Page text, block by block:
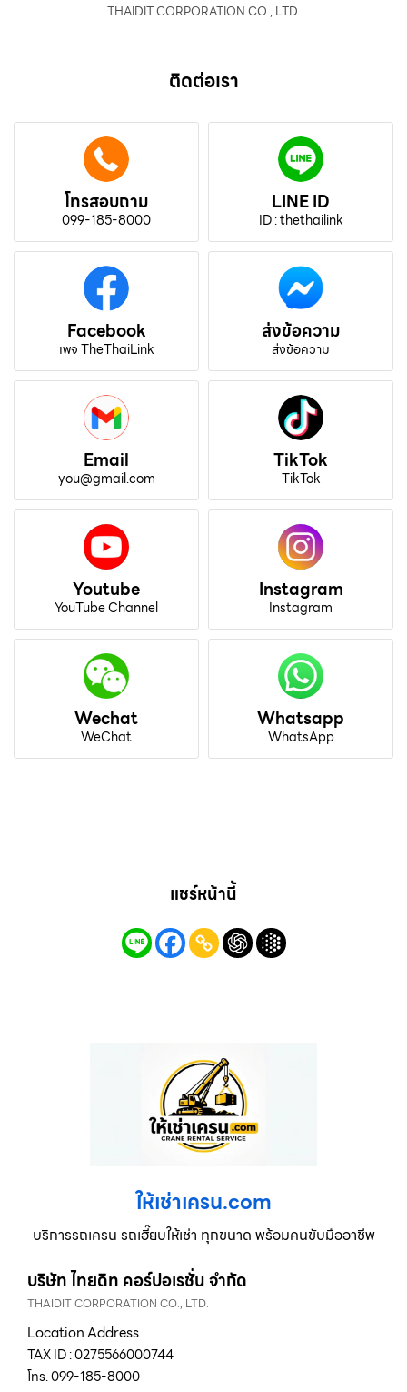
THAIDIT CORPORATION CO., LTD.
ติดต่อเรา
โทรสอบถาม
099-185-8000
LINE ID
ID : thethailink
Facebook
เพจ TheThaiLink
ส่งข้อความ
ส่งข้อความ
Email
you@gmail.com
TikTok
TikTok
Youtube
YouTube Channel
Instagram
Instagram
Wechat
WeChat
Whatsapp
WhatsApp
แชร์หน้านี้
ให้เช่าเครน.com
บริการรถเครน รถเฮี๊ยบให้เช่า ทุกขนาด พร้อมคนขับมืออาชีพ
บริษัท ไทยดิท คอร์ปอเรชั่น จำกัด
THAIDIT CORPORATION CO., LTD.
Location Address
TAX ID : 0275566000744
โทร. 099-185-8000